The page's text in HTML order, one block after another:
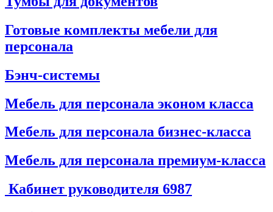
Готовые комплекты мебели для
персонала
Бэнч-системы
Мебель для персонала эконом класса
Мебель для персонала бизнес-класса
Мебель для персонала премиум-класса
Кабинет руководителя 6987